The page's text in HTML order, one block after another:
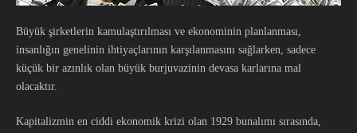
Büyük şirketlerin kamulaştırılması ve ekonominin planlanması,
insanlığın genelinin ihtiyaçlarının karşılanmasını sağlarken, sadece
küçük bir azınlık olan büyük burjuvazinin devasa karlarına mal
olacaktır.
Kapitalizmin en ciddi ekonomik krizi olan 1929 bunalımı sırasında,